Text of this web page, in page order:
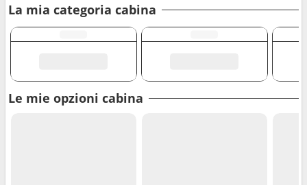
La mia categoria cabina
Le mie opzioni cabina